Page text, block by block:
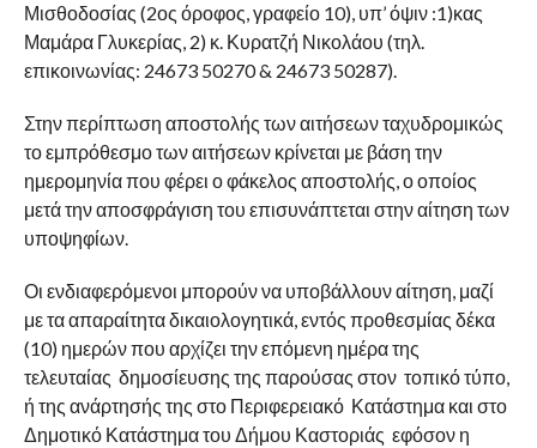
Μισθοδοσίας (2ος όροφος, γραφείο 10), υπ’ όψιν :1)κας
Μαμάρα Γλυκερίας, 2) κ. Κυρατζή Νικολάου (τηλ.
επικοινωνίας: 24673 50270 & 24673 50287).
Στην περίπτωση αποστολής των αιτήσεων ταχυδρομικώς
το εμπρόθεσμο των αιτήσεων κρίνεται με βάση την
ημερομηνία που φέρει ο φάκελος αποστολής, ο οποίος
μετά την αποσφράγιση του επισυνάπτεται στην αίτηση των
υποψηφίων.
Οι ενδιαφερόμενοι μπορούν να υποβάλλουν αίτηση, μαζί
με τα απαραίτητα δικαιολογητικά, εντός προθεσμίας δέκα
(10) ημερών που αρχίζει την επόμενη ημέρα της
τελευταίας δημοσίευσης της παρούσας στον τοπικό τύπο,
ή της ανάρτησής της στο Περιφερειακό Κατάστημα και στο
Δημοτικό Κατάστημα του Δήμου Καστοριάς εφόσον η